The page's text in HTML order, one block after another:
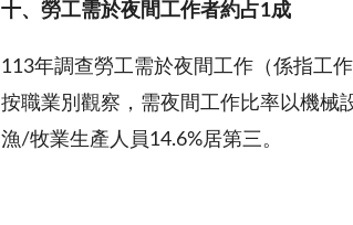
十、勞工需於夜間工作者約占1成
113年調查勞工需於夜間工作（係指工
按職業別觀察，需夜間工作比率以機械
漁/牧業生產人員14.6%居第三。